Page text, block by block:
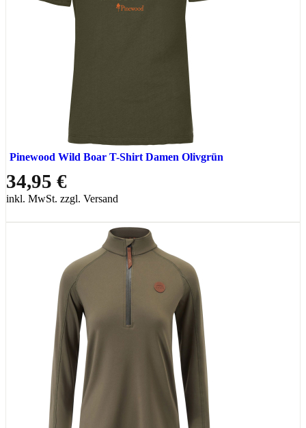
Pinewood Wild Boar T-Shirt Damen Olivgrün
34,95 €
inkl. MwSt. zzgl. Versand